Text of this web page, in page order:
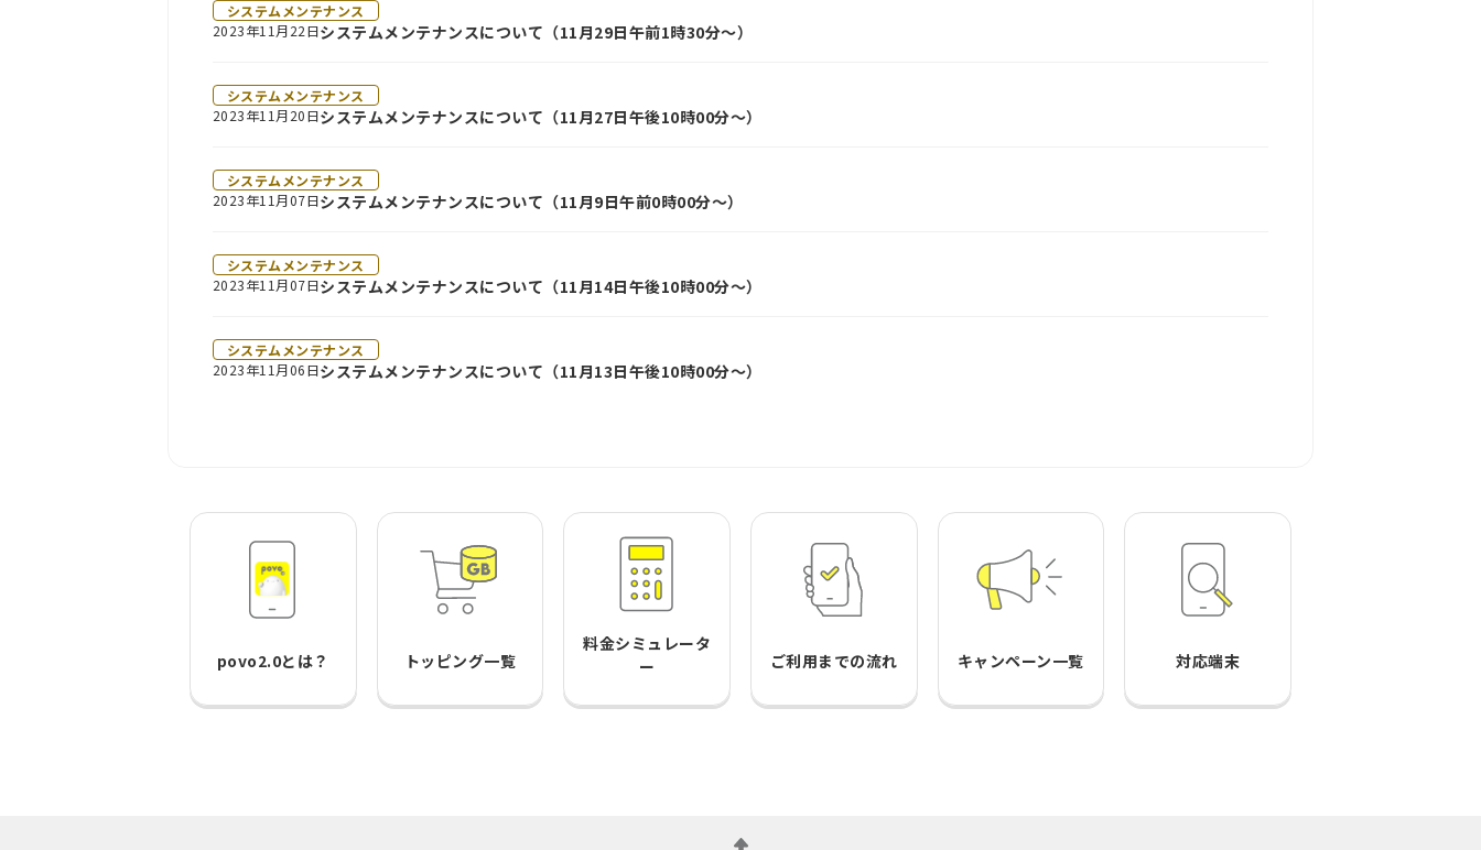
システムメンテナンス
2023年11月22日システムメンテナンスについて（11月29日午前1時30分～）
システムメンテナンス
2023年11月20日システムメンテナンスについて（11月27日午後10時00分～）
システムメンテナンス
2023年11月07日システムメンテナンスについて（11月9日午前0時00分～）
システムメンテナンス
2023年11月07日システムメンテナンスについて（11月14日午後10時00分～）
システムメンテナンス
2023年11月06日システムメンテナンスについて（11月13日午後10時00分～）
povo2.0とは？ トッピング一覧
料金シミュレータ
ー
ご利用までの流れ キャンペーン一覧 対応端末